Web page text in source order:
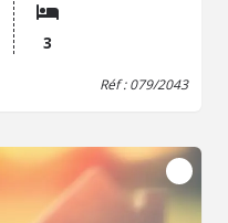
grenier. Sous-sol
buanderie. Une
de la cuisine. Un
jardin en
de la ville. Le
3
Réf : 079/2043